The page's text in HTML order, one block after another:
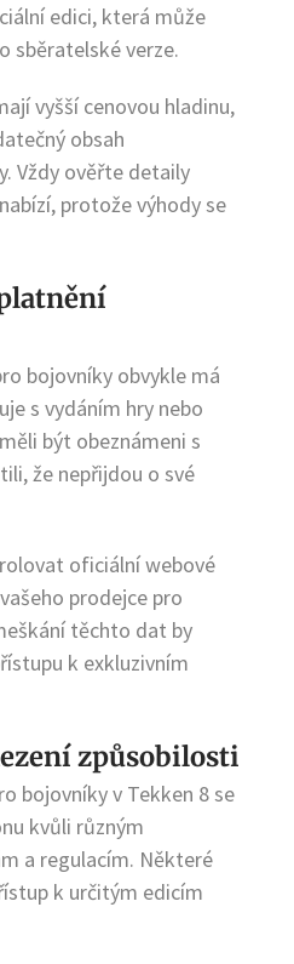
edici, která může
sběratelské verze.
vyšší cenovou hladinu,
obsah
Vždy ověřte detaily
protože výhody se
bojovníky obvykle má
s vydáním hry nebo
být obeznámeni s
že nepřijdou o své
oficiální webové
prodejce pro
těchto dat by
k exkluzivním
způsobilosti
bojovníky v Tekken 8 se
kvůli různým
a regulacím. Některé
k určitým edicím